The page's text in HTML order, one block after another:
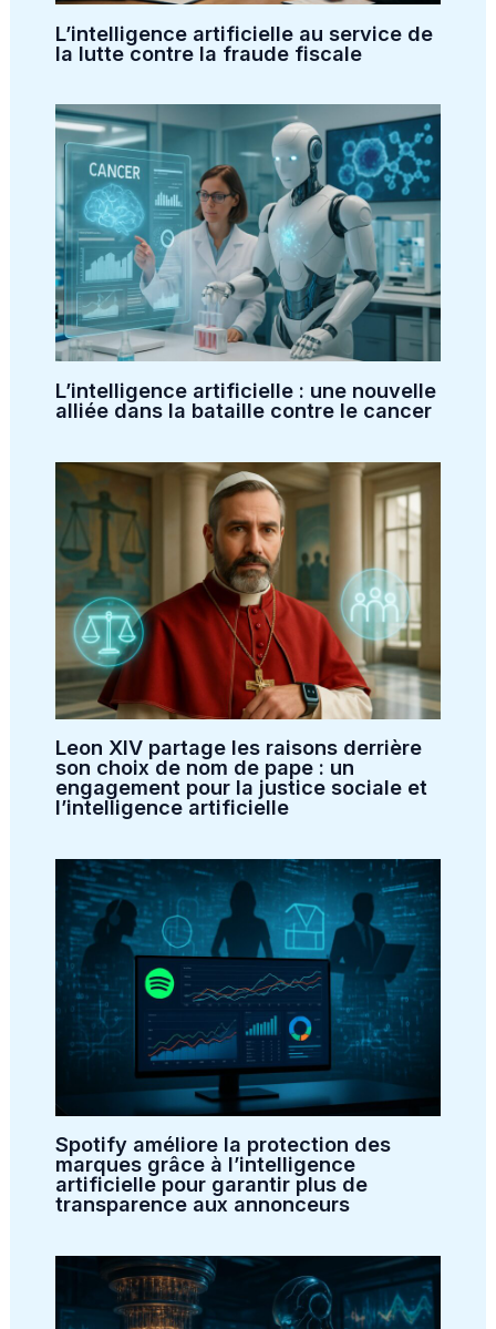
L’intelligence artificielle au service de
la lutte contre la fraude fiscale
L’intelligence artificielle : une nouvelle
alliée dans la bataille contre le cancer
Leon XIV partage les raisons derrière
son choix de nom de pape : un
engagement pour la justice sociale et
l’intelligence artificielle
Spotify améliore la protection des
marques grâce à l’intelligence
artificielle pour garantir plus de
transparence aux annonceurs